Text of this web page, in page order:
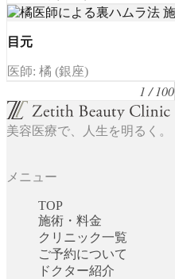
目元
医師: 橘 (銀座)
1 / 100
美容医療で、人生を明るく。
メニュー
TOP
施術・料金
クリニック一覧
ご予約について
ドクター紹介